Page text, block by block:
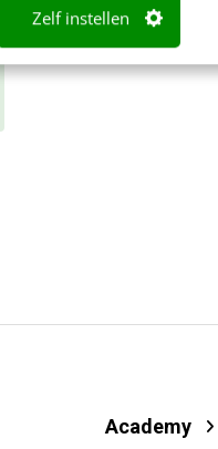
Zelf instellen
Academy